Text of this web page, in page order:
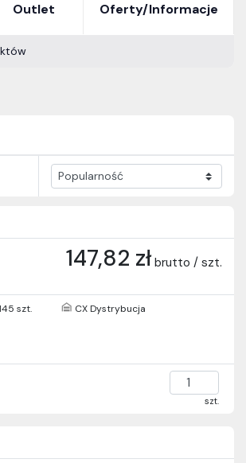
Outlet Oferty/Informacje
147,82 zł brutto / szt.
szt. CX Dystrybucja
szt.